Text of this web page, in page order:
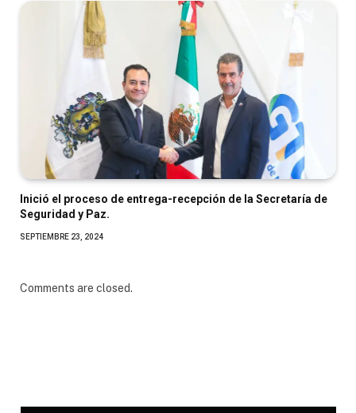
Inició el proceso de entrega-recepción de la Secretaría de
Seguridad y Paz.
SEPTIEMBRE 23, 2024
Comments are closed.